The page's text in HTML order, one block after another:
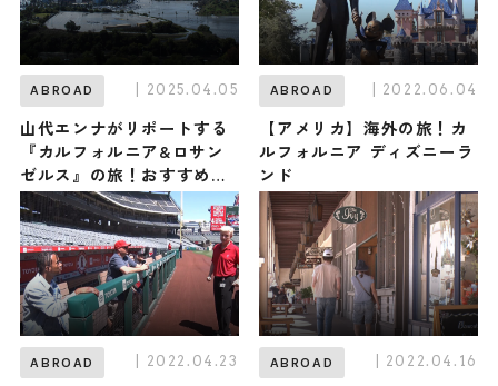
ABROAD | 2025.04.05
山代エンナがリポートする
『カルフォルニア&ロサン
ゼルス』の旅！おすすめ観
光スポットやグルメを紹介
2025年4月5日放送
ABROAD | 2022.06.04
【アメリカ】海外の旅！カ
ルフォルニア ディズニーラ
ンド
ABROAD | 2022.04.23 ABROAD | 2022.04.16